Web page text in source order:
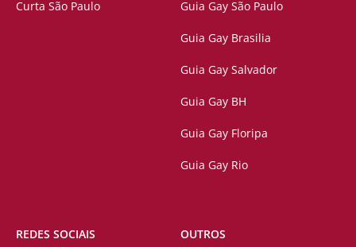
Curta São Paulo Guia Gay São Paulo
Guia Gay Brasilia
Guia Gay Salvador
Guia Gay BH
Guia Gay Floripa
Guia Gay Rio
REDES SOCIAIS OUTROS